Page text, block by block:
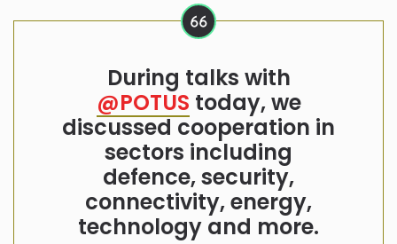
During talks with
@POTUS today, we
discussed cooperation in
sectors including
defence, security,
connectivity, energy,
technology and more.